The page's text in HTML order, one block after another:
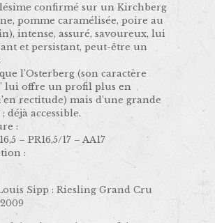
confirmé sur un Kirchberg
pomme caramélisée, poire au
intense, assuré, savoureux, lui
et persistant, peut-être un
l’Osterberg (son caractère
lui offre un profil plus en
rectitude) mais d’une grande
déjà accessible.
:
– PR16,5/17 – AA17
:
Sipp : Riesling Grand Cru